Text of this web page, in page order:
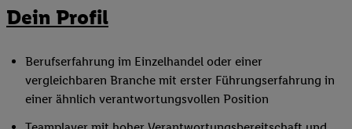
Dein Profil
Berufserfahrung im Einzelhandel oder einer
vergleichbaren Branche mit erster Führungserfahrung in
einer ähnlich verantwortungsvollen Position